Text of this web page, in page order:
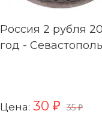
Россия 2 рубля
год - Севастополь
Цена: 30 ₽ 35₽